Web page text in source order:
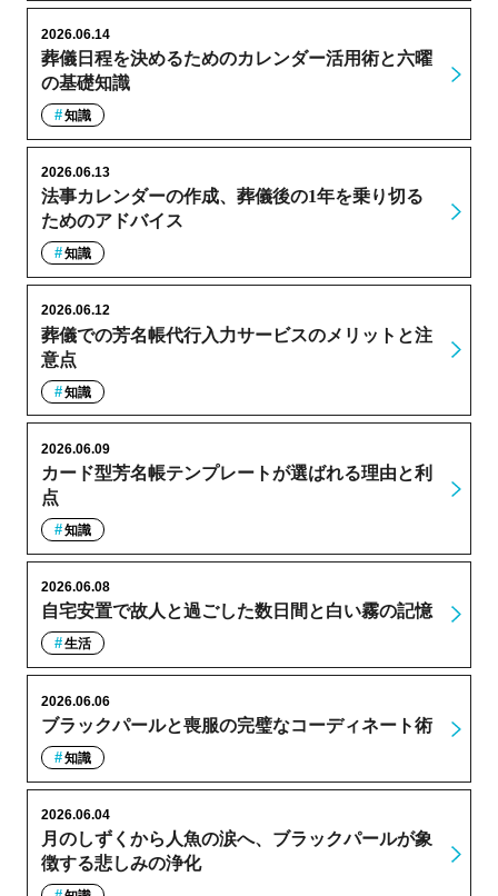
葬儀日程を決めるためのカレンダー活用術と六曜
の基礎知識
2026.06.14
知識
法事カレンダーの作成、葬儀後の1年を乗り切る
ためのアドバイス
2026.06.13
知識
葬儀での芳名帳代行入力サービスのメリットと注
意点
2026.06.12
知識
カード型芳名帳テンプレートが選ばれる理由と利
点
2026.06.09
知識
自宅安置で故人と過ごした数日間と白い霧の記憶
2026.06.08
生活
ブラックパールと喪服の完璧なコーディネート術
2026.06.06
知識
月のしずくから人魚の涙へ、ブラックパールが象
徴する悲しみの浄化
2026.06.04